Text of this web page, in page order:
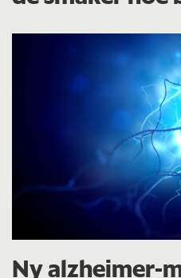
Ny alzheimer-